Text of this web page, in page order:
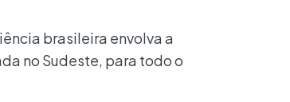
brasileira envolva a
no Sudeste, para todo o